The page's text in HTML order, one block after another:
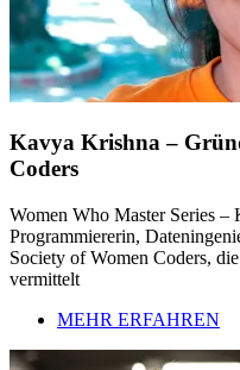
Kavya Krishna –
Coders
Women Who Master Series
Programmiererin,
Society of Women Coders,
vermittelt
MEHR ERFAHREN